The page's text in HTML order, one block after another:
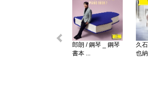
郎朗 / 鋼琴 _ 鋼琴
書本 ...
久
也